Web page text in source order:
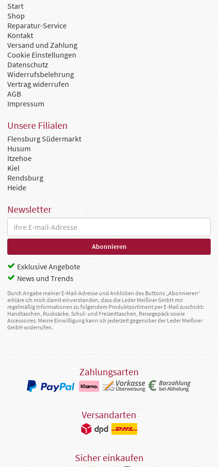
Start
Shop
Reparatur-Service
Kontakt
Versand und Zahlung
Cookie Einstellungen
Datenschutz
Widerrufsbelehrung
Vertrag widerrufen
AGB
Impressum
Unsere Filialen
Flensburg Südermarkt
Husum
Itzehoe
Kiel
Rendsburg
Heide
Newsletter
Exklusive Angebote
News und Trends
Durch Angabe meiner E-Mail-Adresse und Anklicken des Buttons „Abonnieren“
erkläre ich mich damit einverstanden, dass die Leder Meißner GmbH mir
regelmäßig Informationen zu folgendem Produktsortiment per E-Mail zuschickt:
Handtaschen, Rucksäcke, Schul- und Freizeittaschen, Reisegepäck sowie
Accessoires. Meine Einwilligung kann ich jederzeit gegenüber der Leder Meißner
GmbH widerrufen.
Zahlungsarten
Versandarten
Sicher einkaufen